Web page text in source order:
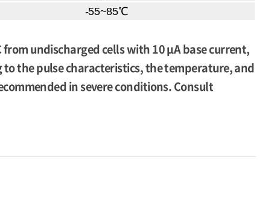
-55~85℃
from undischarged cells with 10 μA base current,
the pulse characteristics, the temperature, and
in severe conditions. Consult